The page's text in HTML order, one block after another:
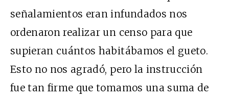
señalamientos eran infundados nos
ordenaron realizar un censo para que
supieran cuántos habitábamos el gueto.
Esto no nos agradó, pero la instrucción
fue tan firme que tomamos una suma de